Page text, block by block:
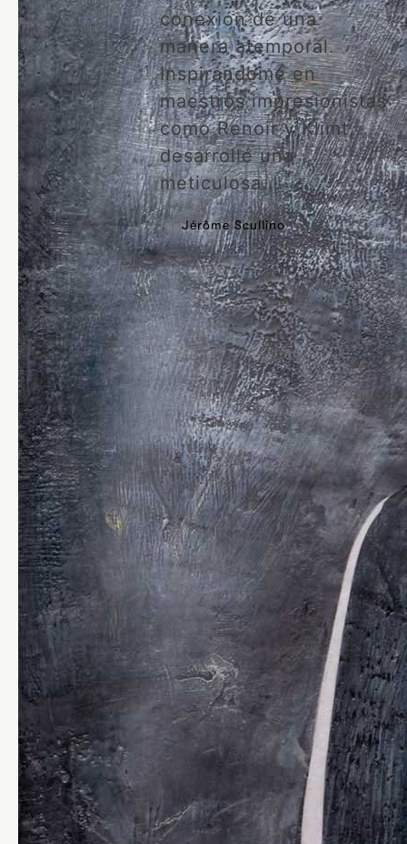
conexión de una
manera atemporal.
Inspirándome en
maestros impresionistas
como Renoir y Klimt,
desarrollé una
meticulosa...
PorJérôme Scullino